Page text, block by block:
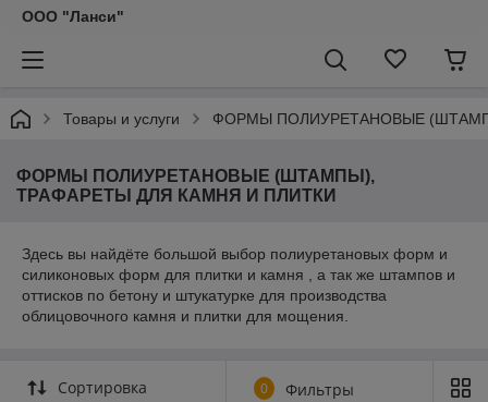
ООО "Ланси"
Товары и услуги ФОРМЫ ПОЛИУРЕТАНОВЫЕ
ФОРМЫ ПОЛИУРЕТАНОВЫЕ (ШТАМПЫ),
ТРАФАРЕТЫ ДЛЯ КАМНЯ И ПЛИТКИ
Здесь вы найдёте большой выбор полиуретановых форм и
силиконовых форм для плитки и камня , а так же штампов и
оттисков по бетону и штукатурке для производства
облицовочного камня и плитки для мощения.
Сортировка 0 Фильтры